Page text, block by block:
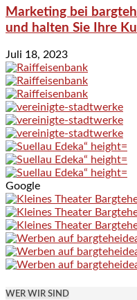
Marketing bei
und halten Sie Ihre
Juli 18, 2023
Google
WER WIR SIND